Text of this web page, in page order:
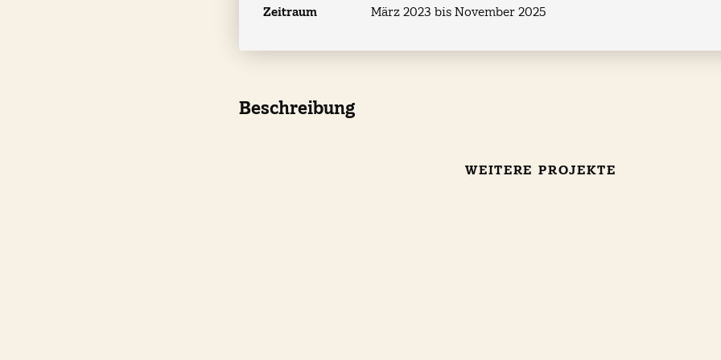
Zeitraum
März 2023 bis November 2025
Beschreibung
WEITERE PROJEKTE